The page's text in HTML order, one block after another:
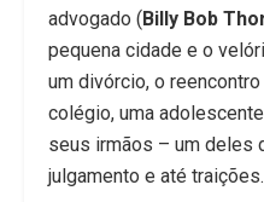
advogado ( Billy Bob
pequena cidade e o
um divórcio, o
colégio, uma
seus irmãos – um deles
julgamento e até